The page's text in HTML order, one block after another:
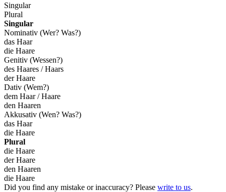
Singular
Plural
Singular
Nominativ (Wer? Was?)
das Haar
die Haare
Genitiv (Wessen?)
des Haares / Haars
der Haare
Dativ (Wem?)
dem Haar / Haare
den Haaren
Akkusativ (Wen? Was?)
das Haar
die Haare
Plural
die Haare
der Haare
den Haaren
die Haare
Did you find any mistake or inaccuracy? Please write to us.